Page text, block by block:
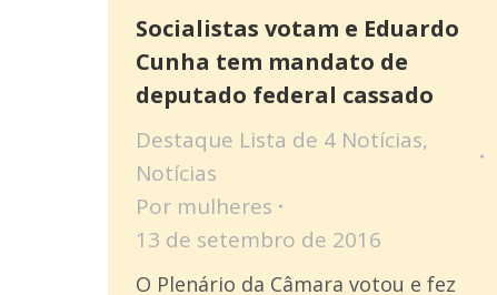
Socialistas votam e Eduardo
Cunha tem mandato de
deputado federal cassado
Destaque Lista de 4 Notícias,
Notícias
Por mulheres
13 de setembro de 2016
O Plenário da Câmara votou e fez